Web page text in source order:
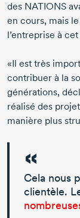
des NATIONS
en cours, mais
l’entreprise à
«Il est très
contribuer à la
générations,
réalisé des
manière plus
Cela nous
clientèle.